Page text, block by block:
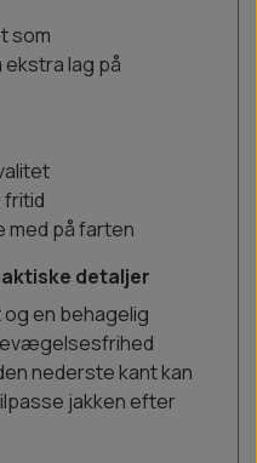
som
lag på
fritid
med på farten
detaljer
en behagelig
nederste kant kan
jakken efter